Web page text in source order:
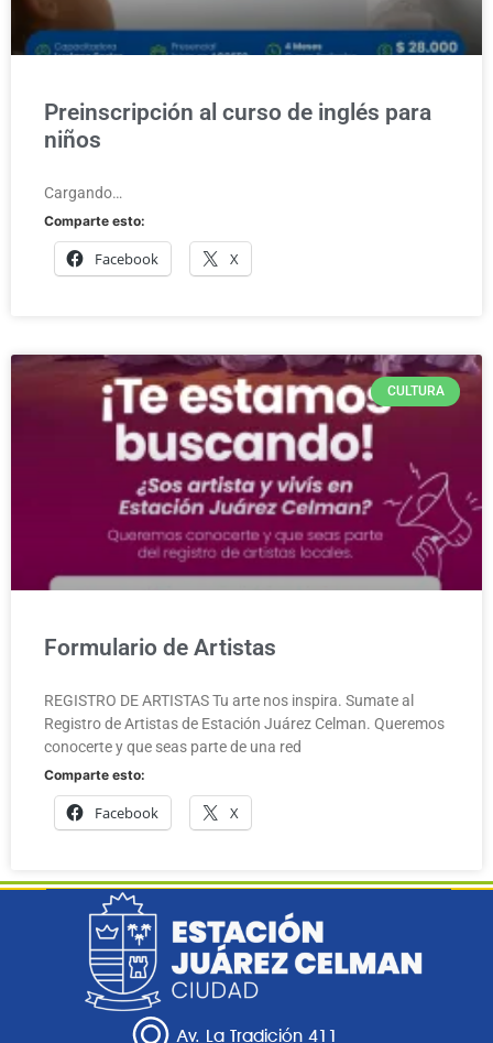
Preinscripción al curso de inglés para
niños
Cargando…
Comparte esto:
Facebook X
CULTURA
Formulario de Artistas
REGISTRO DE ARTISTAS Tu arte nos inspira. Sumate al
Registro de Artistas de Estación Juárez Celman. Queremos
conocerte y que seas parte de una red
Comparte esto:
Facebook X
Av. La Tradición 411